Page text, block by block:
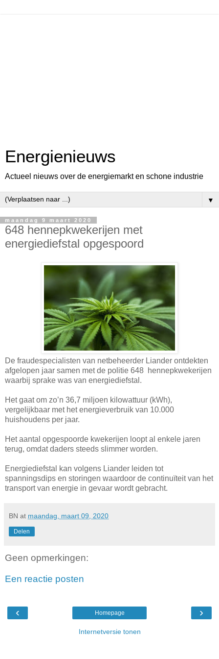
Energienieuws
Actueel nieuws over de energiemarkt en schone industrie
▼
maandag 9 maart 2020
648 hennepkwekerijen met
energiediefstal opgespoord
De fraudespecialisten van netbeheerder Liander ontdekten
afgelopen jaar samen met de politie 648 hennepkwekerijen
waarbij sprake was van energiediefstal.
Het gaat om zo’n 36,7 miljoen kilowattuur (kWh),
vergelijkbaar met het energieverbruik van 10.000
huishoudens per jaar.
Het aantal opgespoorde kwekerijen loopt al enkele jaren
terug, omdat daders steeds slimmer worden.
Energiediefstal kan volgens Liander leiden tot
spanningsdips en storingen waardoor de continuïteit van het
transport van energie in gevaar wordt gebracht.
BN at maandag, maart 09, 2020
Delen
Geen opmerkingen:
Een reactie posten
‹ ›
Homepage
Internetversie tonen